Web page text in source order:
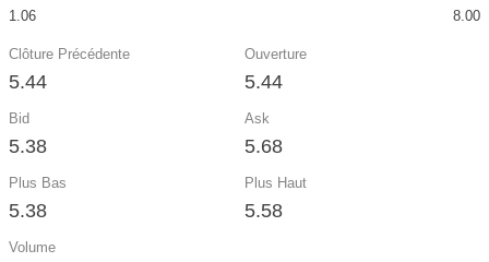
1.06 8.00
Clôture Précédente
5.44
Ouverture
5.44
Bid
5.38
Ask
5.68
Plus Bas
5.38
Plus Haut
5.58
Volume